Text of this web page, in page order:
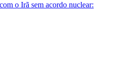
o Irã sem acordo nuclear: